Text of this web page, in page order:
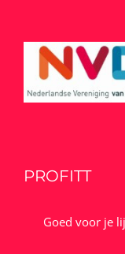
PROFITT
Goed voor je